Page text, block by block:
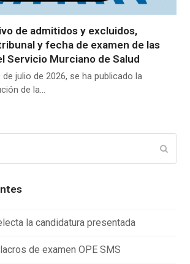
de admitidos y excluidos,
y fecha de examen de las
Servicio Murciano de Salud
julio de 2026, se ha publicado la
de la…
la candidatura presentada
de examen OPE SMS